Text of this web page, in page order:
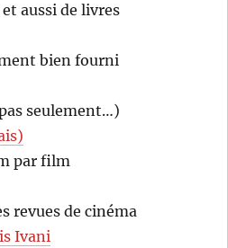
aussi de livres
bien fourni
seulement…)
par film
revues de cinéma
Ivani